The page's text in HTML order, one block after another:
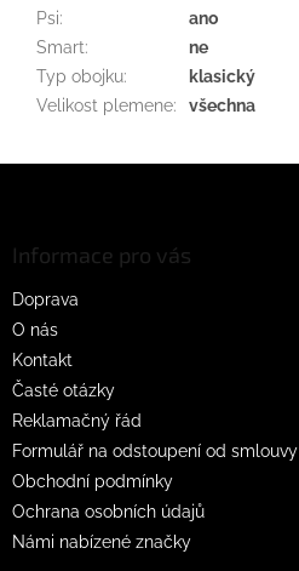
Psi:
ano
Smart:
ne
Typ obojku:
klasický
Velikost plemene: všechna
Informace pro vás
Doprava
O nás
Kontakt
Časté otázky
Reklamačný řád
Formulář na odstoupení od smlouvy
Obchodní podmínky
Ochrana osobních údajů
Námi nabízené značky